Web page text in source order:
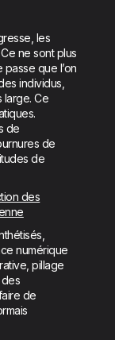
les
ne sont plus
que l’on
individus,
large. Ce
de
de
de
des
numérique
pillage
de